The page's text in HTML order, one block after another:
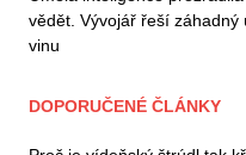
vědět. Vývojář řeší
vinu
DOPORUČENÉ ČLÁNKY